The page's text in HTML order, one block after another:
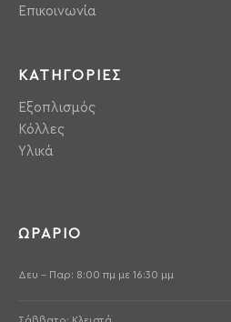
Επικοινωνία
ΚΑΤΗΓΟΡΙΕΣ
Εξοπλισμός
Κόλλες
Υλικά
ΩΡΑΡΙΟ
Δευ - Παρ: 8:00 πμ με 16:30 μμ